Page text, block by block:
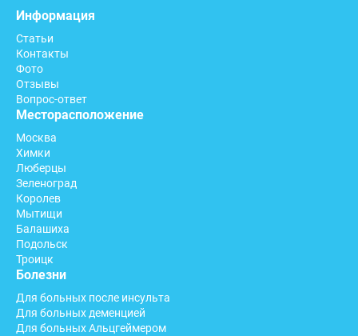
Информация
Статьи
Контакты
Фото
Отзывы
Вопрос-ответ
Месторасположение
Москва
Химки
Люберцы
Зеленоград
Королев
Мытищи
Балашиха
Подольск
Троицк
Болезни
Для больных после инсульта
Для больных деменцией
Для больных Альцгеймером